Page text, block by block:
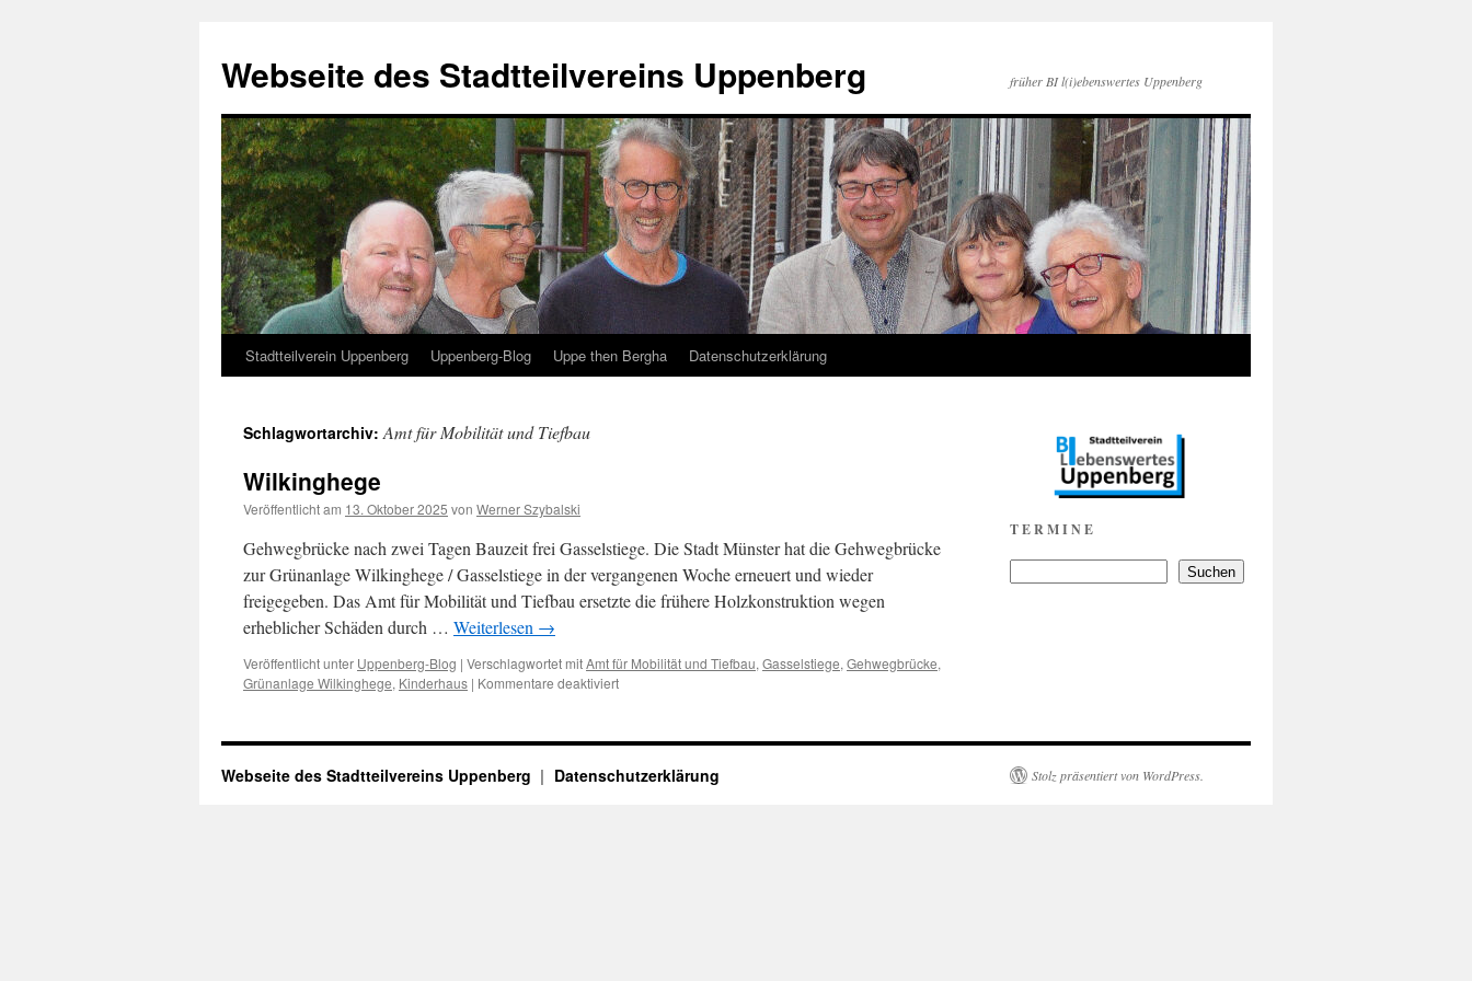
springen
Webseite des Stadtteilvereins Uppenberg früher BI l(i)ebenswertes Uppenberg
Stadtteilverein Uppenberg Uppenberg-Blog Uppe then Bergha Datenschutzerklärung
Schlagwortarchiv:Amt für Mobilität und Tiefbau
Wilkinghege
Veröffentlicht am 13. Oktober 2025 von Werner Szybalski
Gehwegbrücke nach zwei Tagen Bauzeit frei Gasselstiege. Die Stadt Münster hat die Gehwegbrücke
zur Grünanlage Wilkinghege / Gasselstiege in der vergangenen Woche erneuert und wieder
freigegeben. Das Amt für Mobilität und Tiefbau ersetzte die frühere Holzkonstruktion wegen
erheblicher Schäden durch … Weiterlesen →
Veröffentlicht unter Uppenberg-Blog | Verschlagwortet mitAmt für Mobilität und Tiefbau, Gasselstiege, Gehwegbrücke,
Grünanlage Wilkinghege, Kinderhaus | Kommentare deaktiviertfür
T E R M I N E
Suchen
Webseite des Stadtteilvereins Uppenberg Datenschutzerklärung Stolz präsentiert von WordPress.